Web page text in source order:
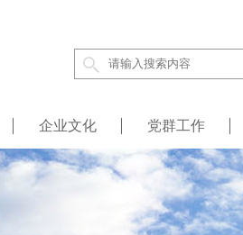
企业文化 党群工作